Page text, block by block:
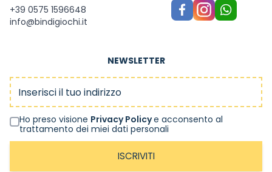
+39 0575 1596648
info@bindigiochi.it
NEWSLETTER
Indirizzo email
Ho preso visione Privacy Policye acconsento al
trattamento dei miei dati personali
ISCRIVITI